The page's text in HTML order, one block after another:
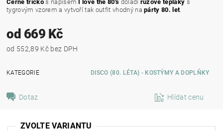
Černé tričkos nápisem I love the 80's doladí růžové tepláky s
tygrovým vzorem a vytvoří tak outfit vhodný napárty 80. let
od 669 Kč
od 552,89 Kč bez DPH
KATEGORIE DISCO (80. LÉTA) - KOSTÝMY A DOPLŇKY
Dotaz Hlídat cenu
ZVOLTE VARIANTU